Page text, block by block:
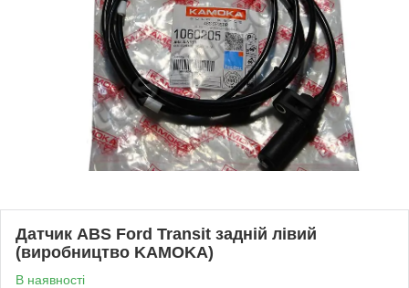
Датчик ABS Ford Transit задній лівий
(виробництво KAMOKA)
В наявності